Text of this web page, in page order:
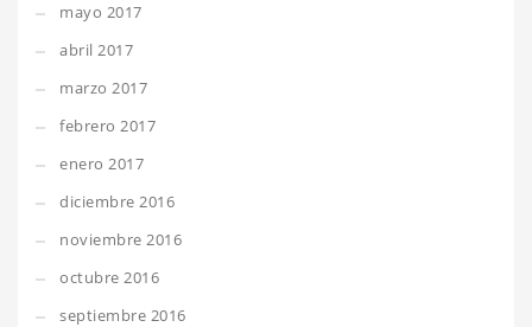
mayo 2017
abril 2017
marzo 2017
febrero 2017
enero 2017
diciembre 2016
noviembre 2016
octubre 2016
septiembre 2016